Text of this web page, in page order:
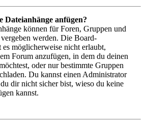
Dateianhänge anfügen?
können für Foren, Gruppen und
werden. Die Board-
möglicherweise nicht erlaubt,
Forum anzufügen, in dem du deinen
oder nur bestimmte Gruppen
Du kannst einen Administrator
dir nicht sicher bist, wieso du keine
kannst.